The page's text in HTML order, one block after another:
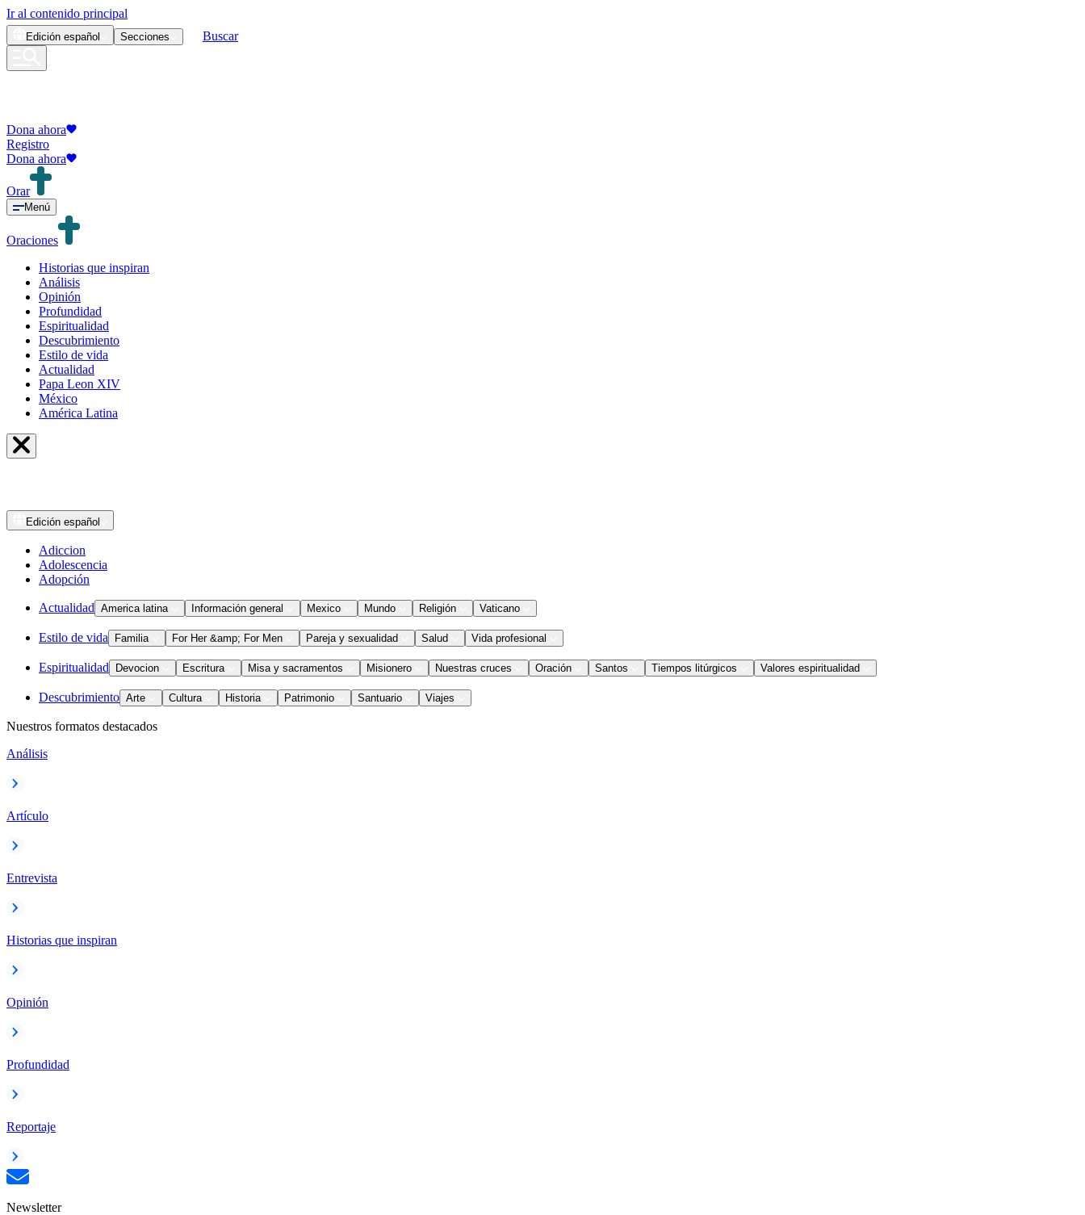
Ir al contenido principal
Edición español Secciones Buscar
Dona ahora
Registro
Dona ahora
Orar
Menú
Oraciones
Historias que inspiran
Análisis
Opinión
Profundidad
Espiritualidad
Descubrimiento
Estilo de vida
Actualidad
Papa Leon XIV
México
América Latina
Edición español
Adiccion
Adolescencia
Adopción
Actualidad America latina Información general Mexico Mundo Religión Vaticano
Estilo de vida Familia For Her &amp; For Men Pareja y sexualidad Salud Vida profesional
Espiritualidad Devocion Escritura Misa y sacramentos Misionero Nuestras cruces Oración Santos Tiempos litúrgicos Valores espiritualidad
Descubrimiento Arte Cultura Historia Patrimonio Santuario Viajes
Nuestros formatos destacados
Análisis
Artículo
Entrevista
Historias que inspiran
Opinión
Profundidad
Reportaje
Newsletter